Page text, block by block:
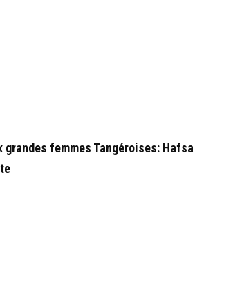
grandes femmes Tangéroises: Hafsa